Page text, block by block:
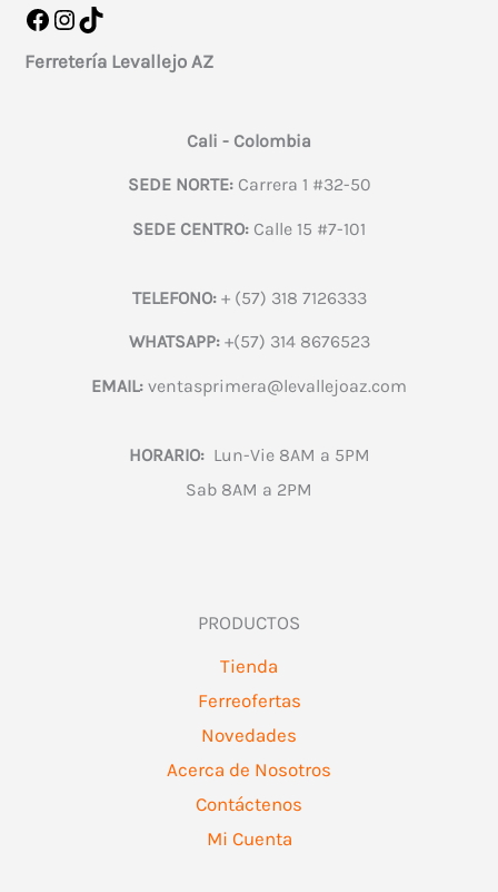
Facebook
Instagram
TikTok
Ferretería Levallejo AZ
Cali - Colombia
SEDE NORTE:Carrera 1 #32-50
SEDE CENTRO: Calle 15 #7-101
TELEFONO:+ (57) 318 7126333
WHATSAPP:+(57) 314 8676523
EMAIL: ventasprimera@levallejoaz.com
HORARIO:Lun-Vie 8AM a 5PM
Sab 8AM a 2PM
PRODUCTOS
Tienda
Ferreofertas
Novedades
Acerca de Nosotros
Contáctenos
Mi Cuenta